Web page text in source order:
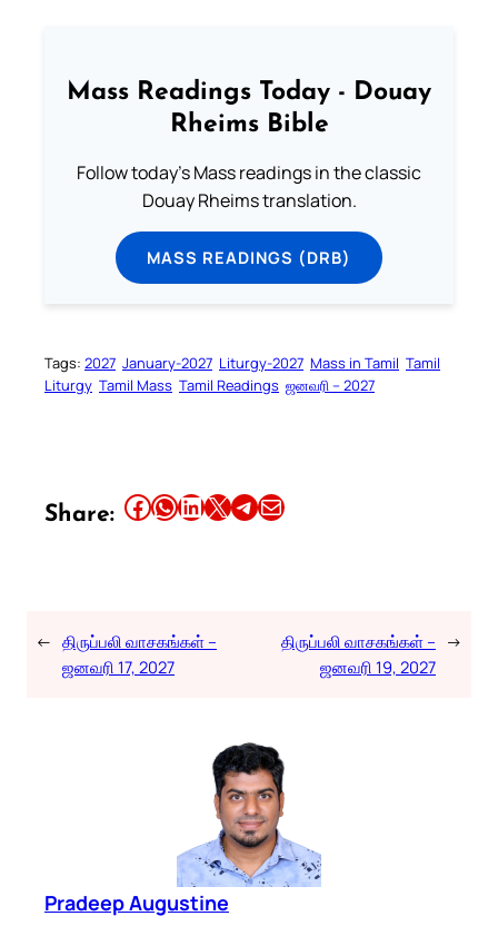
Mass Readings Today - Douay
Rheims Bible
Follow today's Mass readings in the classic
Douay Rheims translation.
MASS READINGS (DRB)
Tags: 2027 January-2027 Liturgy-2027 Mass in Tamil Tamil
Liturgy Tamil Mass Tamil Readings ஜனவரி – 2027
Share: Share this article on Facebook Share this article on WhatsApp Share this article on LinkedIn Share this article on X Share this article on TelegramEmail this Article
← திருப்பலி வாசகங்கள் –
ஜனவரி 17, 2027
திருப்பலி வாசகங்கள் –
ஜனவரி 19, 2027
→
Pradeep Augustine